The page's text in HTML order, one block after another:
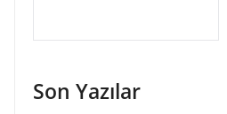
Son Yazılar